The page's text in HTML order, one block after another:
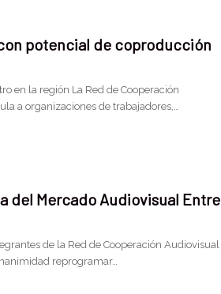
potencial de coproducción
en la región La Red de Cooperación
a organizaciones de trabajadores,…
del Mercado Audiovisual Entre
de la Red de Cooperación Audiovisual
reprogramar…